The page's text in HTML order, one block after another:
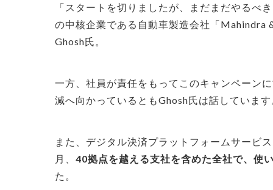
「スタートを切りましたが、まだまだやるべ
の中核企業である自動車製造会社「
Ghosh氏。
一方、社員が責任をもってこのキャンペーン
減へ向かっているともGhosh氏は話していま
また、デジタル決済プラットフォームサービ
月、 40拠点を越える支社を含めた全社で、使
た。